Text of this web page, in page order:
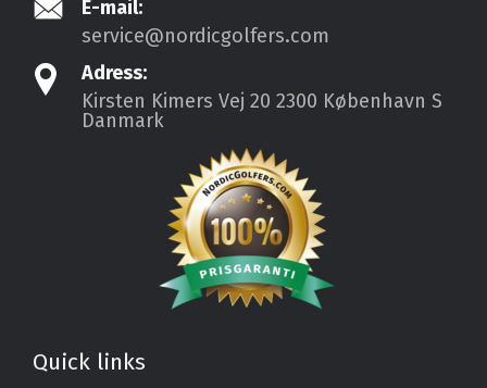
E-mail:
service@nordicgolfers.com
Adress:
Kirsten Kimers Vej 20 2300 København S
Danmark
Quick links